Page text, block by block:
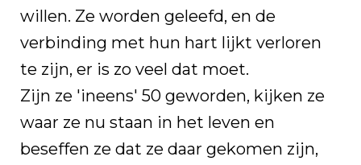
willen. Ze worden geleefd, en de
verbinding met hun hart lijkt verloren
te zijn, er is zo veel dat moet.
Zijn ze 'ineens' 50 geworden, kijken ze
waar ze nu staan in het leven en
beseffen ze dat ze daar gekomen zijn,